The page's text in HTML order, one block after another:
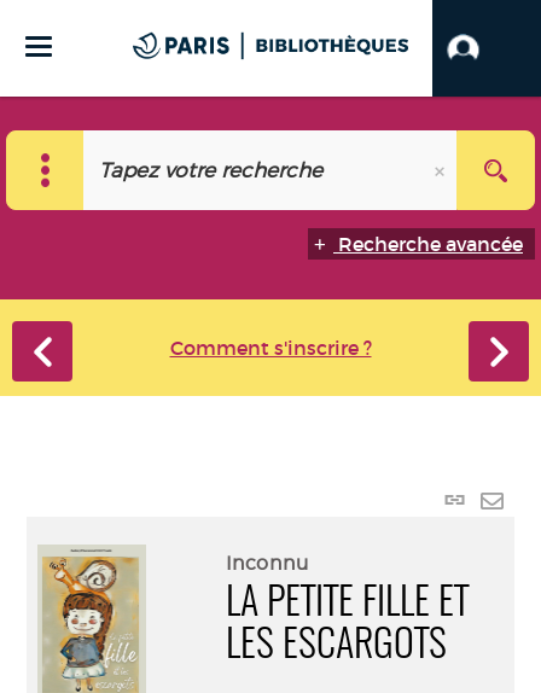
Recherche avancée
Comment s'inscrire ?
Lien
Inconnu
LA PETITE FILLE ET
LES ESCARGOTS